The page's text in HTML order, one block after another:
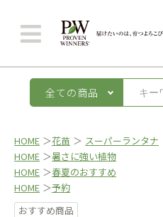
全ての商品
HOME ＞花苗 ＞ スーパーランタナ
HOME ＞暑さに強い植物
HOME ＞春夏のおすすめ
HOME ＞予約
おすすめ商品